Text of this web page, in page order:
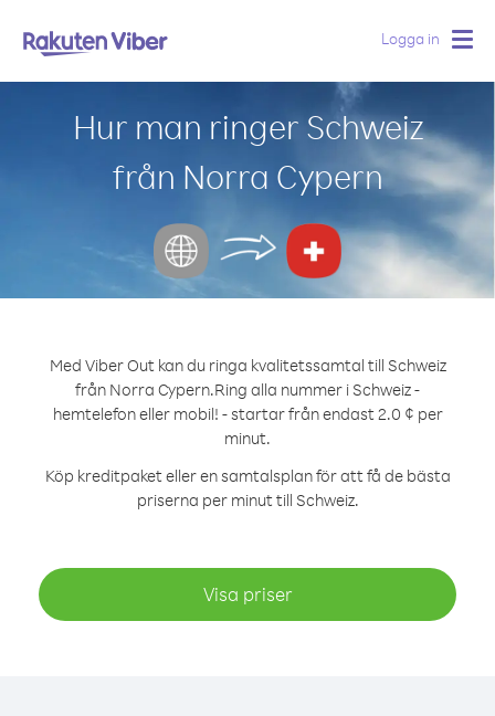
Logga in
Hur man ringer Schweiz
från Norra Cypern
Med Viber Out kan du ringa kvalitetssamtal till Schweiz
från Norra Cypern.Ring alla nummer i Schweiz -
hemtelefon eller mobil! - startar från endast 2.0 ¢ per
minut.
Köp kreditpaket eller en samtalsplan för att få de bästa
priserna per minut till Schweiz.
Visa priser